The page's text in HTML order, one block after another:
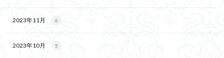
2023年11月 6
2023年10月 5